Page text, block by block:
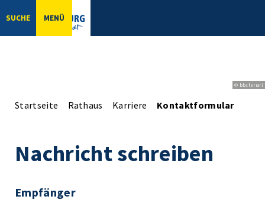
SUCHE MENÜ
© bbsferrari
Startseite Rathaus Karriere Kontaktformular
Nachricht schreiben
Empfänger